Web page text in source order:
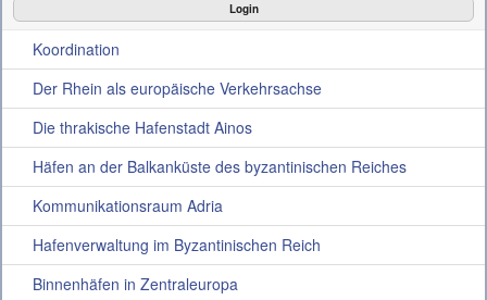
Die Projekte
Aktuelles
Konferenz
Interner Bereich
Login
Koordination
Der Rhein als europäische Verkehrsachse
Die thrakische Hafenstadt Ainos
Häfen an der Balkanküste des byzantinischen Reiches
Kommunikationsraum Adria
Hafenverwaltung im Byzantinischen Reich
Binnenhäfen in Zentraleuropa